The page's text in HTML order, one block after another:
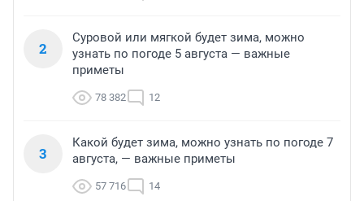
2
Суровой или мягкой будет зима, можно
узнать по погоде 5 августа — важные
приметы
78 382 12
3
Какой будет зима, можно узнать по погоде 7
августа, — важные приметы
57 716 14